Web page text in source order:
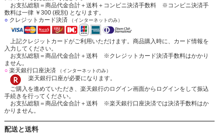
お支払総額＝商品代金合計＋送料＋コンビニ決済手数料 ※コンビニ決済手
数料は一律 ￥300 (税別) となります。
○クレジットカード決済 （インターネットのみ）
上記クレジットカードがご利用いただけます。商品購入時に、カード情報を
入力してください。
お支払総額＝商品代金合計＋送料 ※クレジットカード決済手数料はかかり
ません。
○楽天銀行口座決済 （インターネットのみ）
楽天銀行口座が必要になります。
ご購入を進めていただき、楽天銀行のログイン画面からログインをして振込
手続きを行ってください。
お支払総額＝商品代金合計＋送料 ※楽天銀行口座決済では決済手数料はか
かりません。
配送と送料